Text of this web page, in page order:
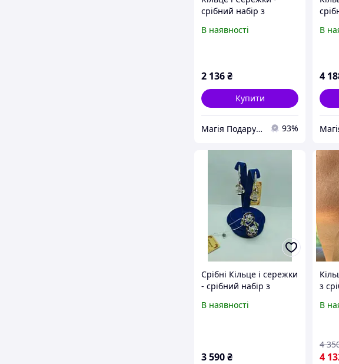
срібний набір з
Ярослава
В наявності
2 136₴
Купити
Магія Подарунка 93%
В
4
Срібні Кільце і сережки
- срібний набір з
для урочистих випадків
В наявності
3 590₴
з
В
4
4